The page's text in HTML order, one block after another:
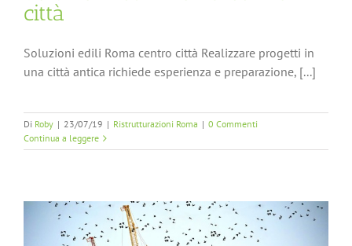
città
Soluzioni edili Roma centro città Realizzare progetti in
una città antica richiede esperienza e preparazione, [...]
Di Roby | 23/07/19 | Ristrutturazioni Roma | 0 Commenti
Continua a leggere